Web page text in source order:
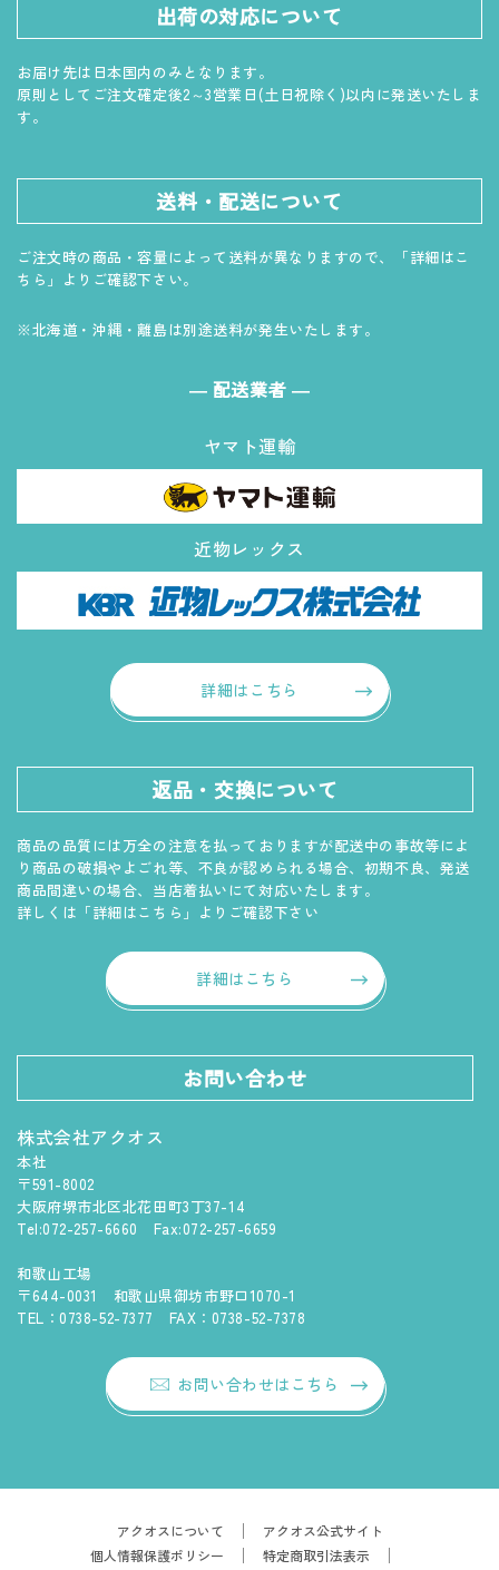
出荷の対応について
お届け先は日本国内のみとなります。
原則としてご注文確定後2～3営業日(土日祝除く)以内に発送いたしま
す。
送料・配送について
ご注文時の商品・容量によって送料が異なりますので、「詳細はこ
ちら」よりご確認下さい。
※北海道・沖縄・離島は別途送料が発生いたします。
― 配送業者 ―
ヤマト運輸
近物レックス
詳細はこちら
返品・交換について
商品の品質には万全の注意を払っておりますが配送中の事故等によ
り商品の破損やよごれ等、不良が認められる場合、初期不良、発送
商品間違いの場合、当店着払いにて対応いたします。
詳しくは「詳細はこちら」よりご確認下さい
詳細はこちら
お問い合わせ
株式会社アクオス
本社
〒591-8002
大阪府堺市北区北花田町3丁37-14
Tel:072-257-6660 Fax:072-257-6659
和歌山工場
〒644-0031 和歌山県御坊市野口1070-1
TEL：0738-52-7377 FAX：0738-52-7378
お問い合わせはこちら
アクオスについて
アクオス公式サイト
個人情報保護ポリシー
特定商取引法表示